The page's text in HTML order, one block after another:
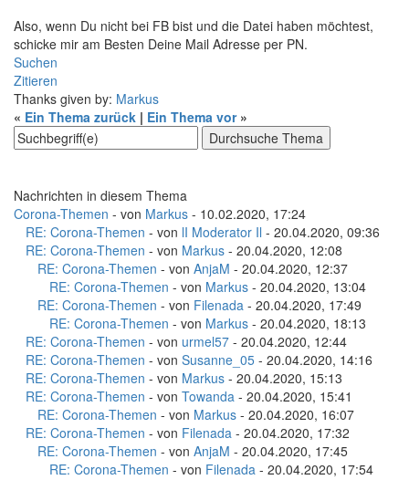
Also, wenn Du nicht bei FB bist und die Datei haben möchtest,
schicke mir am Besten Deine Mail Adresse per PN.
Suchen
Zitieren
Thanks given by: Markus
« Ein Thema zurück | Ein Thema vor»
Nachrichten in diesem Thema
Corona-Themen - von Markus - 10.02.2020, 17:24
RE: Corona-Themen - von lI Moderator Il - 20.04.2020, 09:36
RE: Corona-Themen - von Markus - 20.04.2020, 12:08
RE: Corona-Themen - von AnjaM - 20.04.2020, 12:37
RE: Corona-Themen - von Markus - 20.04.2020, 13:04
RE: Corona-Themen - von Filenada - 20.04.2020, 17:49
RE: Corona-Themen - von Markus - 20.04.2020, 18:13
RE: Corona-Themen - von urmel57 - 20.04.2020, 12:44
RE: Corona-Themen - von Susanne_05 - 20.04.2020, 14:16
RE: Corona-Themen - von Markus - 20.04.2020, 15:13
RE: Corona-Themen - von Towanda - 20.04.2020, 15:41
RE: Corona-Themen - von Markus - 20.04.2020, 16:07
RE: Corona-Themen - von Filenada - 20.04.2020, 17:32
RE: Corona-Themen - von AnjaM - 20.04.2020, 17:45
RE: Corona-Themen - von Filenada - 20.04.2020, 17:54